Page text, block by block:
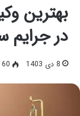
بهترین
در جرایم
8 دی 1403 60